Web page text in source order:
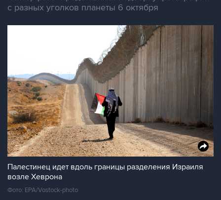
с разных уголков планеты 6 октября
Палестинец идет вдоль границы разделения Израиля
возле Хеврона
Фото: EPA/Vostock-photo